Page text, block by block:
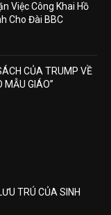
Việc Công Khai Hồ
Cho Đài BBC
CỦA TRUMP VỀ
MẪU GIÁO”
TRÚ CỦA SINH